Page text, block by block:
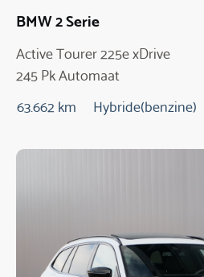
BMW 2 Serie
Active Tourer 225e xDrive
245 Pk Automaat
63.662 km Hybride(benzine)